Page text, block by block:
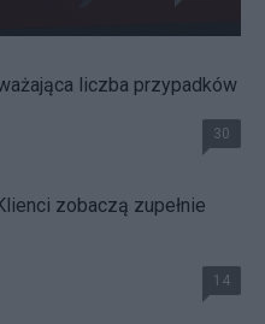
liczba przypadków
30
zobaczą zupełnie
14